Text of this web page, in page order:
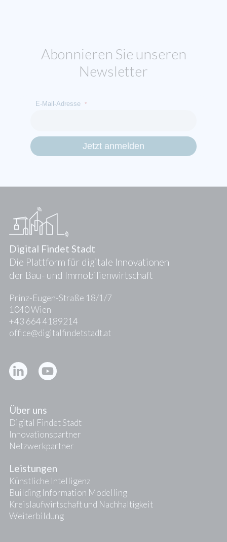
Abonnieren Sie unseren
Newsletter
E-Mail-Adresse *
Digital Findet Stadt
Die Plattform für digitale Innovationen
der Bau- und Immobilienwirtschaft
Prinz-Eugen-Straße 18/1/7
1040 Wien
+43 664 4189214
office@digitalfindetstadt.at
Über uns
Digital Findet Stadt
Innovationspartner
Netzwerkpartner
Leistungen
Künstliche Intelligenz
Building Information Modelling
Kreislaufwirtschaft und Nachhaltigkeit
Weiterbildung